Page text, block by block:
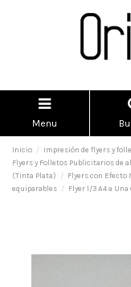
Menu
Inicio Impresión de flyers y
Flyers y Folletos Publicitarios de
(Tinta Plata)
Flyers con Efecto
equiparables
Flyer 1/3 A4 a